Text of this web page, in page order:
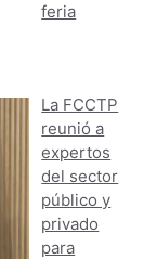
feria
La FCCTP
reunió a
expertos
del sector
público y
privado
para